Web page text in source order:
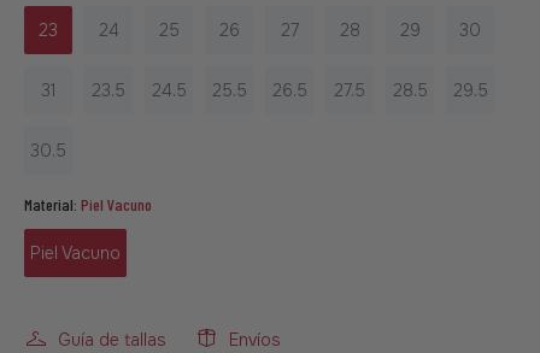
23 24 25 26 27 28 29 30
31 23.5 24.5 25.5 26.5 27.5 28.5 29.5
30.5
Material: Piel Vacuno
Piel Vacuno
Guía de tallas Envíos